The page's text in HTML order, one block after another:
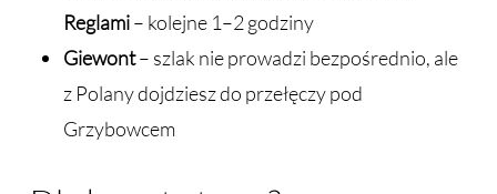
Reglami– kolejne 1–2 godziny
Giewont– szlak nie prowadzi bezpośrednio, ale
z Polany dojdziesz do przełęczy pod
Grzybowcem